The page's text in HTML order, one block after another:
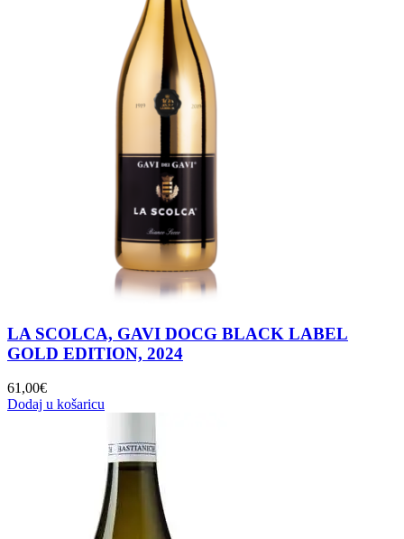
LA SCOLCA, GAVI DOCG BLACK LABEL
GOLD EDITION, 2024
61,00€
Dodaj u košaricu